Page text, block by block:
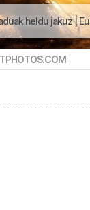
heldu jakuz |